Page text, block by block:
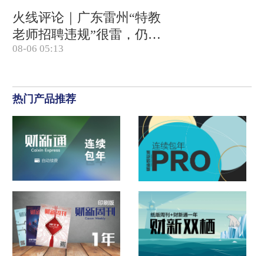
火线评论｜广东雷州“特教
老师招聘违规”很雷，仍有
诸多疑点
08-06 05:13
热门产品推荐